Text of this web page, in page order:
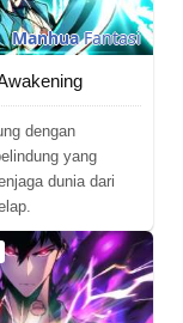
ManhuaFantasi
dengan
yang
dunia dari